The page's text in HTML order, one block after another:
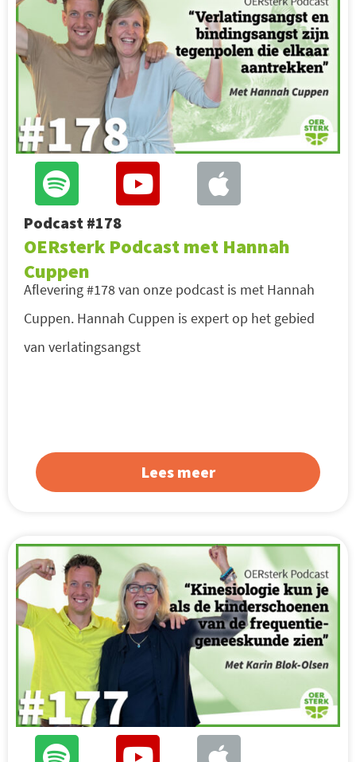
Podcast #178
OERsterk Podcast met Hannah
Cuppen
Aflevering #178 van onze podcast is met Hannah
Cuppen. Hannah Cuppen is expert op het gebied
van verlatingsangst
Lees meer